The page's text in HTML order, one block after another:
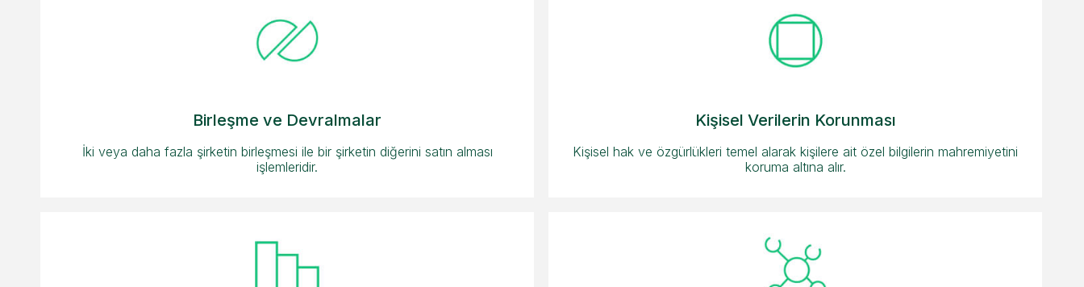
Birleşme ve Devralmalar
İki veya daha fazla şirketin birleşmesi ile bir şirketin diğerini satın alması
işlemleridir.
Kişisel Verilerin Korunması
Kişisel hak ve özgürlükleri temel alarak kişilere ait özel bilgilerin mahremiyetini
koruma altına alır.